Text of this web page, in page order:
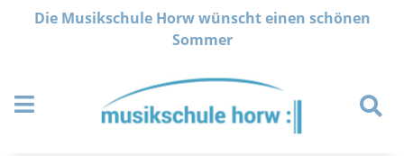
Navigation überspringen
Die Musikschule Horw wünscht einen schönen
Sommer